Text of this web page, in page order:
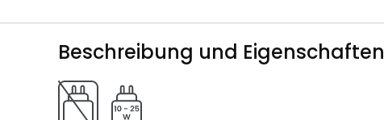
Beschreibung und Eigenschaften